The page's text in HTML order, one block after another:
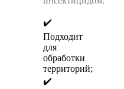
✔️
Подходит
для
обработки
территорий;
✔️